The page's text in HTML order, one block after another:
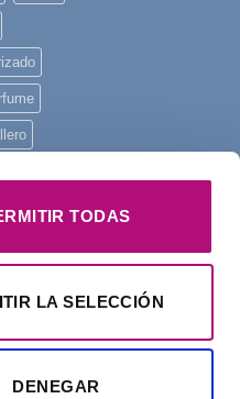
TODAS
LA SELECCIÓN
DENEGAR